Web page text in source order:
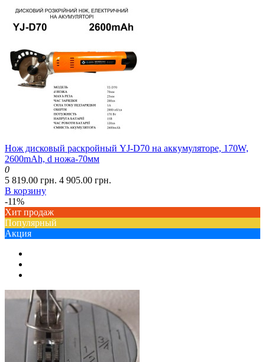
Нож дисковый раскройный YJ-D70 на аккумуляторе, 170W,
2600mAh, d ножа-70мм
0
5 819.00 грн. 4 905.00 грн.
В корзину
-11%
Хит продаж
Популярный
Акция